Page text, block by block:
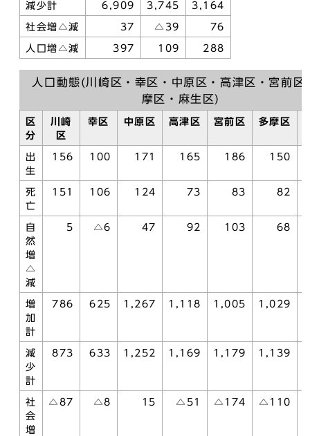
減少計 6,909 3,745 3,164
社会増△減 37 △39 76
人口増△減 397 109 288
人口動態(川崎区・幸区・中原区・高津区・宮前区
摩区・麻生区)
区
分
川崎
区
幸区 中原区 高津区 宮前区 多摩区
出
生
156 100 171 165 186 150
死
亡
151 106 124 73 83 82
自
然
増
△
減
5 △6 47 92 103 68
増
加
計
786 625 1,267 1,118 1,005 1,029
減
少
計
873 633 1,252 1,169 1,179 1,139
社
会
増
△87 △8 15 △51 △174 △110